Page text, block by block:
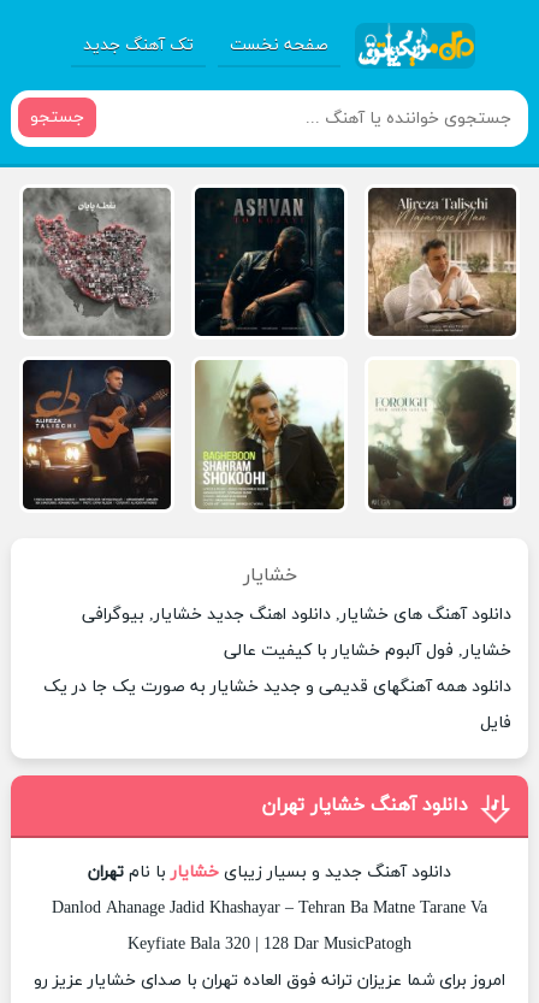
صفحه نخست تک آهنگ جدید
جستجو
خشایار
دانلود آهنگ های خشایار, دانلود اهنگ جدید خشایار, بیوگرافی
خشایار, فول آلبوم خشایار با کیفیت عالی
دانلود همه آهنگهای قدیمی و جدید خشایار به صورت یک جا در یک
فایل
دانلود آهنگ خشایار تهران
دانلود آهنگ جدید و بسیار زیبای خشایار با نام تهران
Danlod Ahanage Jadid Khashayar – Tehran Ba Matne Tarane Va
Keyfiate Bala 320 | 128 Dar MusicPatogh
امروز برای شما عزیزان ترانه فوق العاده تهران با صدای خشایار عزیز رو